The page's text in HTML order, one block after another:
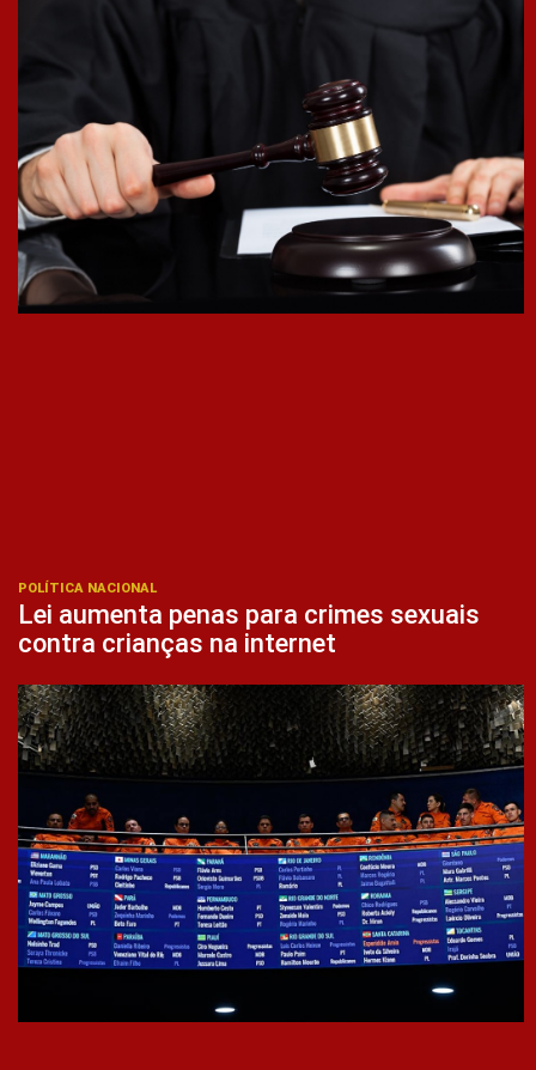
POLÍTICA NACIONAL
Lei aumenta penas para crimes sexuais
contra crianças na internet